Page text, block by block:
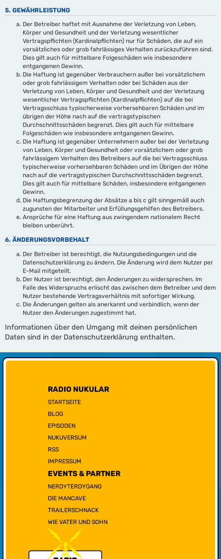
5. GEWÄHRLEISTUNG
Der Betreiber haftet mit Ausnahme der Verletzung von Leben,
Körper und Gesundheit und der Verletzung wesentlicher
Vertragspflichten (Kardinalpflichten) nur für Schäden, die auf ein
vorsätzliches oder grob fahrlässiges Verhalten zurückzuführen sind.
Dies gilt auch für mittelbare Folgeschäden wie insbesondere
entgangenen Gewinn.
Die Haftung ist gegenüber Verbrauchern außer bei vorsätzlichem
oder grob fahrlässigem Verhalten oder bei Schäden aus der
Verletzung von Leben, Körper und Gesundheit und der Verletzung
wesentlicher Vertragspflichten (Kardinalpflichten) auf die bei
Vertragsschluss typischerweise vorhersehbaren Schäden und im
übrigen der Höhe nach auf die vertragstypischen
Durchschnittsschäden begrenzt. Dies gilt auch für mittelbare
Folgeschäden wie insbesondere entgangenen Gewinn.
Die Haftung ist gegenüber Unternehmern außer bei der Verletzung
von Leben, Körper und Gesundheit oder vorsätzlichem oder grob
fahrlässigem Verhalten des Betreibers auf die bei Vertragsschluss
typischerweise vorhersehbaren Schäden und im Übrigen der Höhe
nach auf die vertragstypischen Durchschnittsschäden begrenzt.
Dies gilt auch für mittelbare Schäden, insbesondere entgangenen
Gewinn.
Die Haftungsbegrenzung der Absätze a bis c gilt sinngemäß auch
zugunsten der Mitarbeiter und Erfüllungsgehilfen des Betreibers.
Ansprüche für eine Haftung aus zwingendem nationalem Recht
bleiben unberührt.
6. ÄNDERUNGSVORBEHALT
Der Betreiber ist berechtigt, die Nutzungsbedingungen und die
Datenschutzerklärung zu ändern. Die Änderung wird dem Nutzer per
E-Mail mitgeteilt.
Der Nutzer ist berechtigt, den Änderungen zu widersprechen. Im
Falle des Widerspruchs erlischt das zwischen dem Betreiber und dem
Nutzer bestehende Vertragsverhältnis mit sofortiger Wirkung.
Die Änderungen gelten als anerkannt und verbindlich, wenn der
Nutzer den Änderungen zugestimmt hat.
Informationen über den Umgang mit deinen persönlichen
Daten sind in der Datenschutzerklärung enthalten.
RADIO NUKULAR
STARTSEITE
BLOG
EPISODEN
NUKUVERSUM
RSS
IMPRESSUM
EVENTS & PARTNER
NERDYTERDYGANG
DIE MANCAVE
TRAILERSCHNACK
WIE VATER UND SOHN